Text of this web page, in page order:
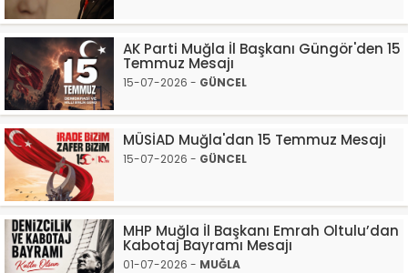
AK Parti Muğla İl Başkanı Güngör'den 15
Temmuz Mesajı
15-07-2026 - GÜNCEL
MÜSİAD Muğla'dan 15 Temmuz Mesajı
15-07-2026 - GÜNCEL
MHP Muğla İl Başkanı Emrah Oltulu’dan
Kabotaj Bayramı Mesajı
01-07-2026 - MUĞLA